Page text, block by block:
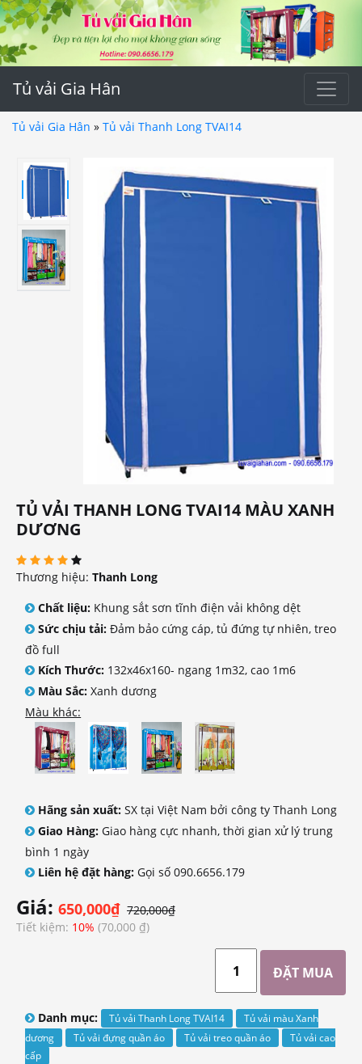
Tủ vải Gia Hân
Tủ vải Gia Hân » Tủ vải Thanh Long TVAI14
TỦ VẢI THANH LONG TVAI14 MÀU XANH
DƯƠNG
Thương hiệu: Thanh Long
Chất liệu: Khung sắt sơn tĩnh điện vải không dệt
Sức chịu tải: Đảm bảo cứng cáp, tủ đứng tự nhiên, treo
đồ full
Kích Thước: 132x46x160- ngang 1m32, cao 1m6
Màu Sắc: Xanh dương
Màu khác:
Hãng sản xuất: SX tại Việt Nam bởi công ty Thanh Long
Giao Hàng: Giao hàng cực nhanh, thời gian xử lý trung
bình 1 ngày
Liên hệ đặt hàng:Gọi số 090.6656.179
Giá: 650,000₫ 720,000₫
Tiết kiệm: 10% (70,000 ₫)
Danh mục: Tủ vải Thanh Long TVAI14
Tủ vải màu Xanh
dương
Tủ vải đựng quần áo Tủ vải treo quần áo
Tủ vải cao
cấp